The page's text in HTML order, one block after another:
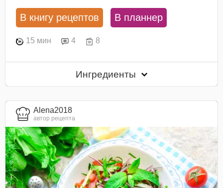
В книгу рецептов В планнер
15 мин 4 8
Ингредиенты
Alena2018
автор рецепта